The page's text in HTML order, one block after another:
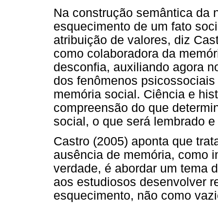
Na construção semântica da
esquecimento de um fato
atribuição de valores, diz
como colaboradora da
desconfia, auxiliando agora
dos fenômenos
memória social. Ciência e
compreensão do que
social, o que será lembrado
Castro (2005) aponta que
ausência de memória, como
verdade, é abordar um tema
aos estudiosos desenvolver
esquecimento, não como